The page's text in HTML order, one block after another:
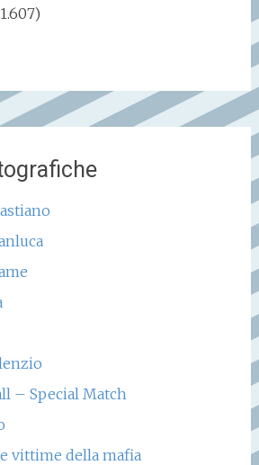
– Special Match
vittime della mafia